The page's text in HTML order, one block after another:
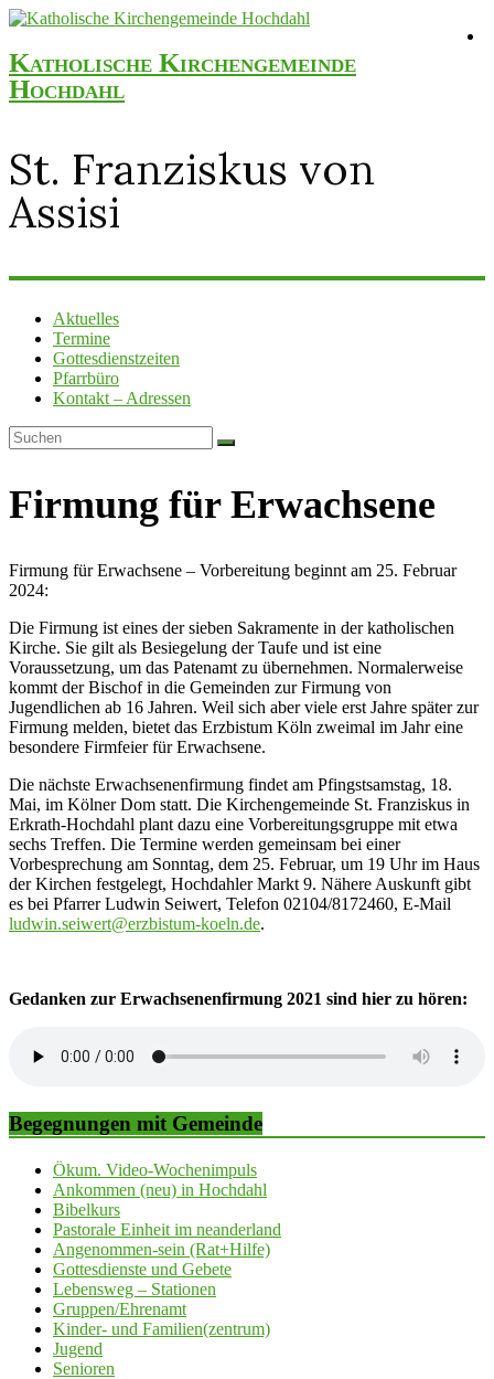
Katholische Kirchengemeinde
Hochdahl
St. Franziskus von
Assisi
Aktuelles
Termine
Gottesdienstzeiten
Pfarrbüro
Kontakt – Adressen
Firmung für Erwachsene
Firmung für Erwachsene – Vorbereitung beginnt am 25. Februar
2024:
Die Firmung ist eines der sieben Sakramente in der katholischen
Kirche. Sie gilt als Besiegelung der Taufe und ist eine
Voraussetzung, um das Patenamt zu übernehmen. Normalerweise
kommt der Bischof in die Gemeinden zur Firmung von
Jugendlichen ab 16 Jahren. Weil sich aber viele erst Jahre später zur
Firmung melden, bietet das Erzbistum Köln zweimal im Jahr eine
besondere Firmfeier für Erwachsene.
Die nächste Erwachsenenfirmung findet am Pfingstsamstag, 18.
Mai, im Kölner Dom statt. Die Kirchengemeinde St. Franziskus in
Erkrath-Hochdahl plant dazu eine Vorbereitungsgruppe mit etwa
sechs Treffen. Die Termine werden gemeinsam bei einer
Vorbesprechung am Sonntag, dem 25. Februar, um 19 Uhr im Haus
der Kirchen festgelegt, Hochdahler Markt 9. Nähere Auskunft gibt
es bei Pfarrer Ludwin Seiwert, Telefon 02104/8172460, E-Mail
ludwin.seiwert@erzbistum-koeln.de.
Gedanken zur Erwachsenenfirmung 2021 sind hier zu hören:
Begegnungen mit Gemeinde
Ökum. Video-Wochenimpuls
Ankommen (neu) in Hochdahl
Bibelkurs
Pastorale Einheit im neanderland
Angenommen-sein (Rat+Hilfe)
Gottesdienste und Gebete
Lebensweg – Stationen
Gruppen/Ehrenamt
Kinder- und Familien(zentrum)
Jugend
Senioren